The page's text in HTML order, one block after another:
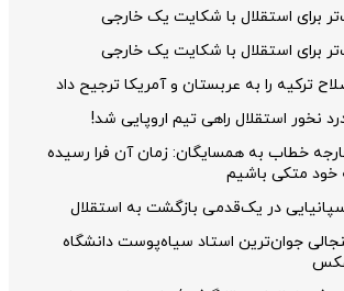
برای استقلال با شکایت یک خارجی
برای استقلال با شکایت یک خارجی
ترکیه را به عربستان و آمریکا ترجیح داد
نخور استقلال راهی تیم اروپایی شد!
خطاب به همسایگان: زمان آن فرا رسیده
متکی باشیم
در یک‌قدمی بازگشت به استقلال
جوان‌ترین استاد سیاه‌پوست دانشگاه
عکس